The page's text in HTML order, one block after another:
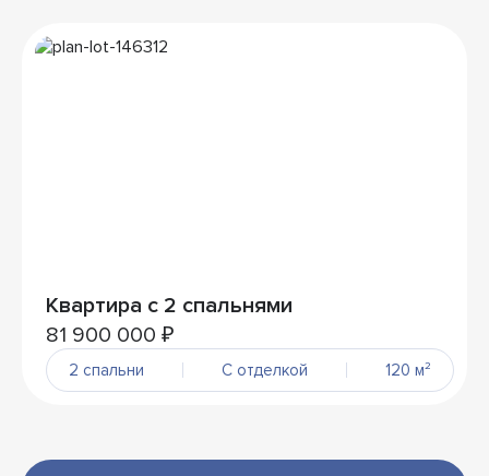
Квартира с 2 спальнями
81 900 000 ₽
2 спальни С отделкой 120 м²